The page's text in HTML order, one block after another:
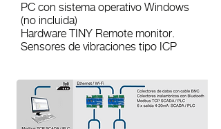
PC con sistema operativo Windows
(no incluida)
Hardware TINY Remote monitor.
Sensores de vibraciones tipo ICP